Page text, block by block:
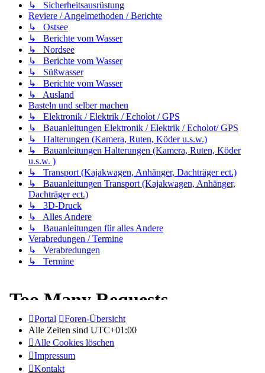
↳ Sicherheitsausrüstung
Reviere / Angelmethoden / Berichte
↳ Ostsee
↳ Berichte vom Wasser
↳ Nordsee
↳ Berichte vom Wasser
↳ Süßwasser
↳ Berichte vom Wasser
↳ Ausland
Basteln und selber machen
↳ Elektronik / Elektrik / Echolot / GPS
↳ Bauanleitungen Elektronik / Elektrik / Echolot/ GPS
↳ Halterungen (Kamera, Ruten, Köder u.s.w.)
↳ Bauanleitungen Halterungen (Kamera, Ruten, Köder
u.s.w. )
↳ Transport (Kajakwagen, Anhänger, Dachträger ect.)
↳ Bauanleitungen Transport (Kajakwagen, Anhänger,
Dachträger ect.)
↳ 3D-Druck
↳ Alles Andere
↳ Bauanleitungen für alles Andere
Verabredungen / Termine
↳ Verabredungen
↳ Termine
Portal
Foren-Übersicht
Alle Zeiten sind UTC+01:00
Alle Cookies löschen
Impressum
Kontakt